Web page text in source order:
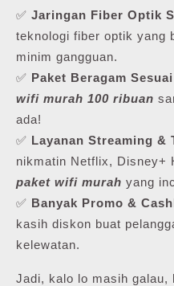
✅ Jaringan Fiber Optik
teknologi fiber optik yang
minim gangguan.
✅ Paket Beragam
wifi murah 100 ribuan
ada!
✅ Layanan Streaming &
nikmatin Netflix, Disney+
paket wifi murah yang
✅ Banyak Promo &
kasih diskon buat
kelewatan.
Jadi, kalo lo masih galau,